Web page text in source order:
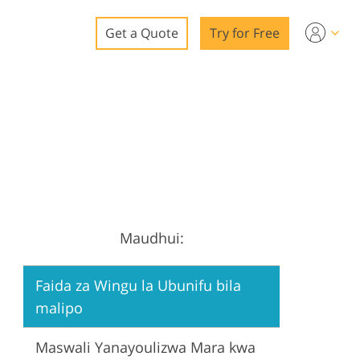
Get a Quote Try for Free
Maudhui:
Faida za Wingu la Ubunifu bila
malipo
Maswali Yanayoulizwa Mara kwa